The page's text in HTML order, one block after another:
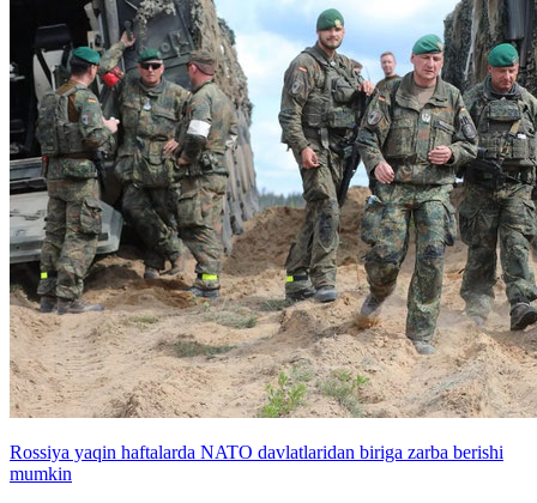
Rossiya yaqin haftalarda NATO davlatlaridan biriga zarba berishi
mumkin